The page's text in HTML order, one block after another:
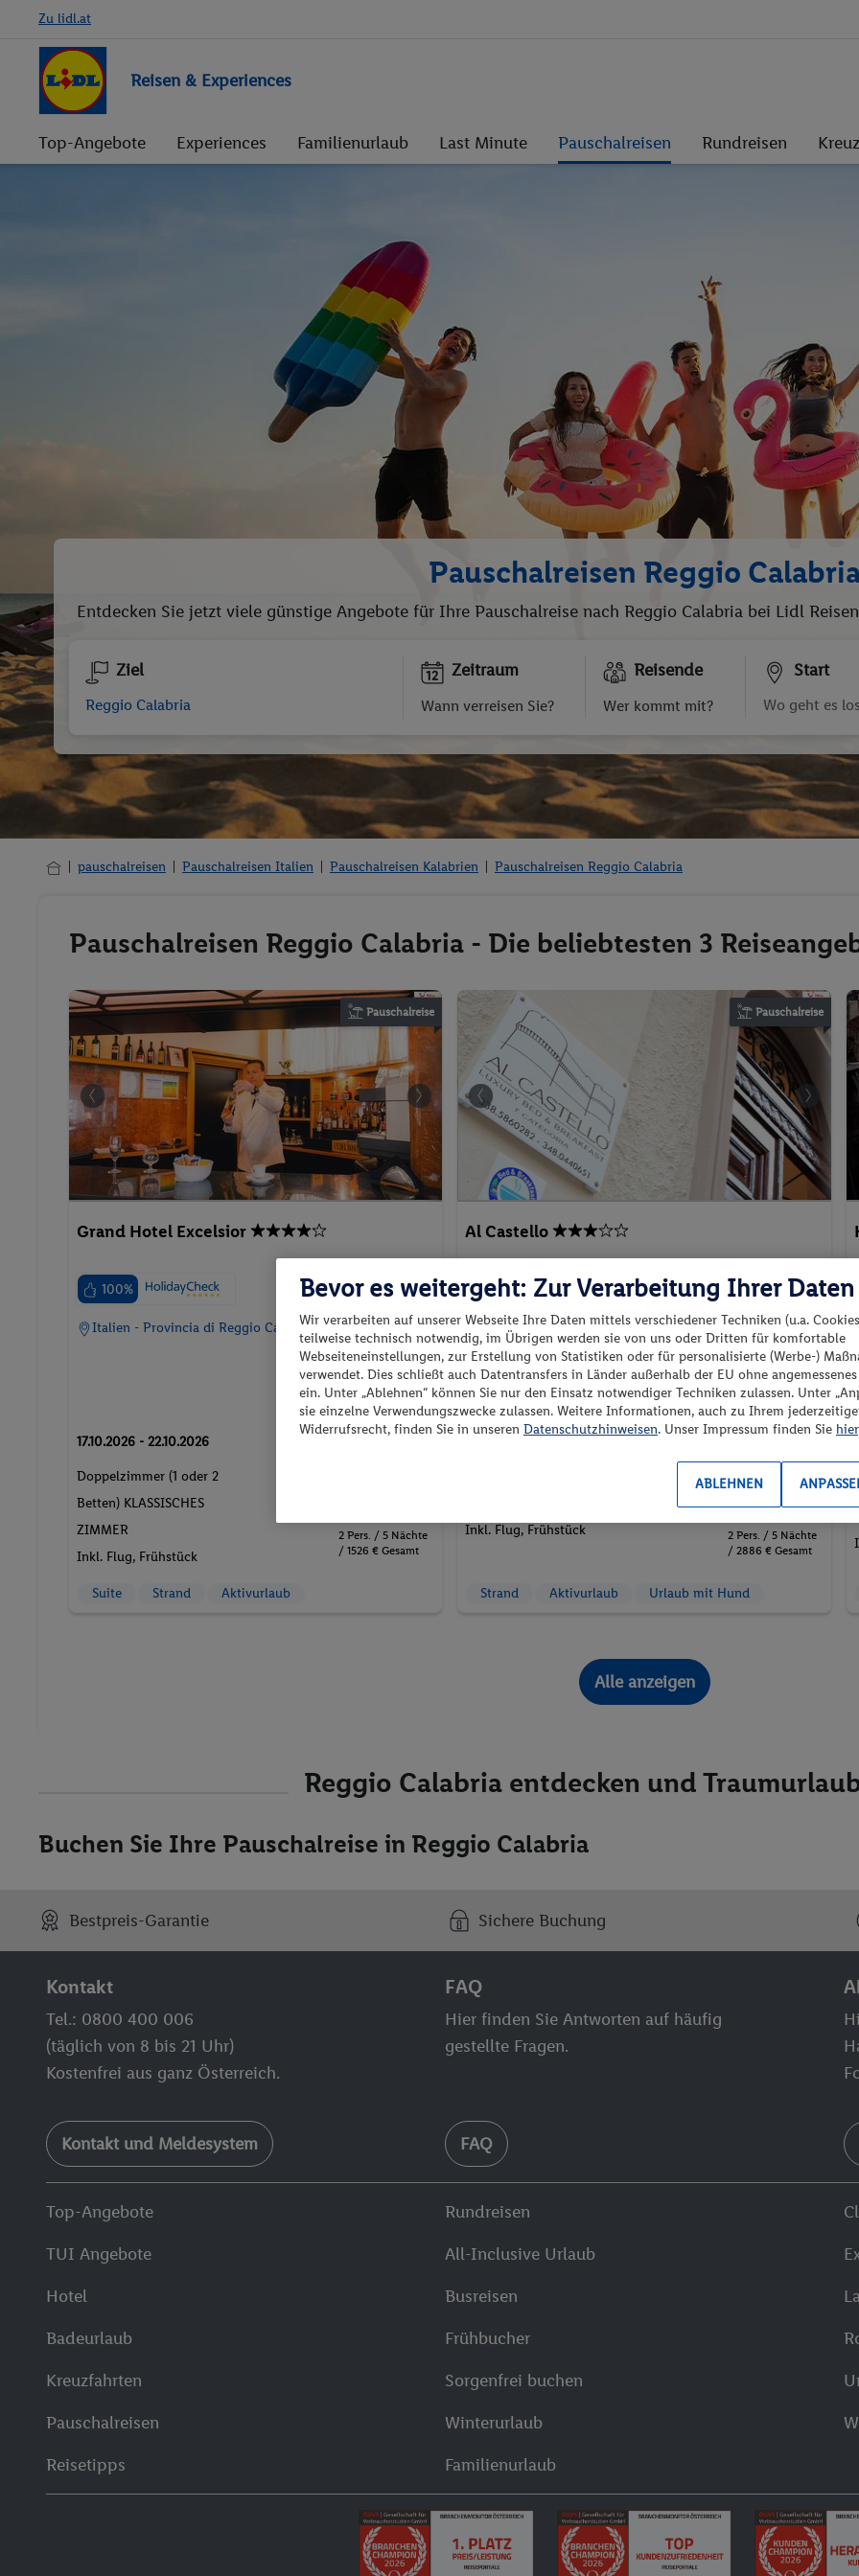
Zu lidl.at
Reisen & Experiences
Top-Angebote Experiences Familienurlaub Last Minute Pauschalreisen Rundreisen
Pauschalreisen Reggio
Entdecken Sie jetzt viele günstige Angebote für Ihre Pauschalreise nach Reggio Calabria bei Lidl
Ziel Zeitraum
Wann verreisen Sie?
Reisende
Wer kommt mit?
Start
pauschalreisen Pauschalreisen Italien Pauschalreisen Kalabrien Pauschalreisen Reggio Calabria
Pauschalreisen Reggio Calabria - Die beliebtesten 3
Pauschalreise
Grand Hotel Excelsior
100%
Italien - Provincia di Reggio Calabria - Reggio Calabria
17.10.2026 - 22.10.2026
Doppelzimmer (1 oder 2
Betten) KLASSISCHES
ZIMMER
Inkl. Flug, Frühstück
2 Pers. / 5 Nächte
/ 1526 € Gesamt
Suite Strand Aktivurlaub
Pauschalreise
Al Castello
100%
Italien - Provincia di Reggio Calabria - Reggio Calabria
Inkl. Flug, Frühstück
1443.-
2 Pers. / 5 Nächte
/ 2886 € Gesamt
Strand Aktivurlaub Urlaub mit Hund
Alle anzeigen
Reggio Calabria entdecken und
Buchen Sie Ihre Pauschalreise in Reggio Calabria
Bestpreis-Garantie Sichere Buchung
Kontakt
Tel.: 0800 400 006
(täglich von 8 bis 21 Uhr)
Kostenfrei aus ganz Österreich.
Kontakt und Meldesystem
FAQ
Hier finden Sie Antworten auf häufig
gestellte Fragen.
FAQ
Top-Angebote
TUI Angebote
Hotel
Badeurlaub
Kreuzfahrten
Pauschalreisen
Reisetipps
Rundreisen
All-Inclusive Urlaub
Busreisen
Frühbucher
Sorgenfrei buchen
Winterurlaub
Familienurlaub
Bevor es weitergeht: Zur Verarbeitung Ihrer Daten
Wir verarbeiten auf unserer Webseite Ihre Daten mittels verschiedener Techniken (u.a.
teilweise technisch notwendig, im Übrigen werden sie von uns oder Dritten für komfortable
Webseiteneinstellungen, zur Erstellung von Statistiken oder für personalisierte (Werbe-)
verwendet. Dies schließt auch Datentransfers in Länder außerhalb der EU ohne
ein. Unter „Ablehnen“ können Sie nur den Einsatz notwendiger Techniken zulassen. Unter
sie einzelne Verwendungszwecke zulassen. Weitere Informationen, auch zu Ihrem
Widerrufsrecht, finden Sie in unseren Datenschutzhinweisen. Unser Impressum finden Sie hier
ABLEHNEN